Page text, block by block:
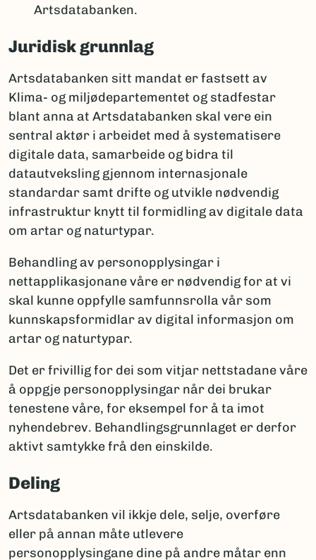
Artsdatabanken.
Juridisk grunnlag
Artsdatabanken sitt mandat er fastsett av
Klima- og miljødepartementet og stadfestar
blant anna at Artsdatabanken skal vere ein
sentral aktør i arbeidet med å systematisere
digitale data, samarbeide og bidra til
datautveksling gjennom internasjonale
standardar samt drifte og utvikle nødvendig
infrastruktur knytt til formidling av digitale data
om artar og naturtypar.
Behandling av personopplysingar i
nettapplikasjonane våre er nødvendig for at vi
skal kunne oppfylle samfunnsrolla vår som
kunnskapsformidlar av digital informasjon om
artar og naturtypar.
Det er frivillig for dei som vitjar nettstadane våre
å oppgje personopplysingar når dei brukar
tenestene våre, for eksempel for å ta imot
nyhendebrev. Behandlingsgrunnlaget er derfor
aktivt samtykke frå den einskilde.
Deling
Artsdatabanken vil ikkje dele, selje, overføre
eller på annan måte utlevere
personopplysingane dine på andre måtar enn